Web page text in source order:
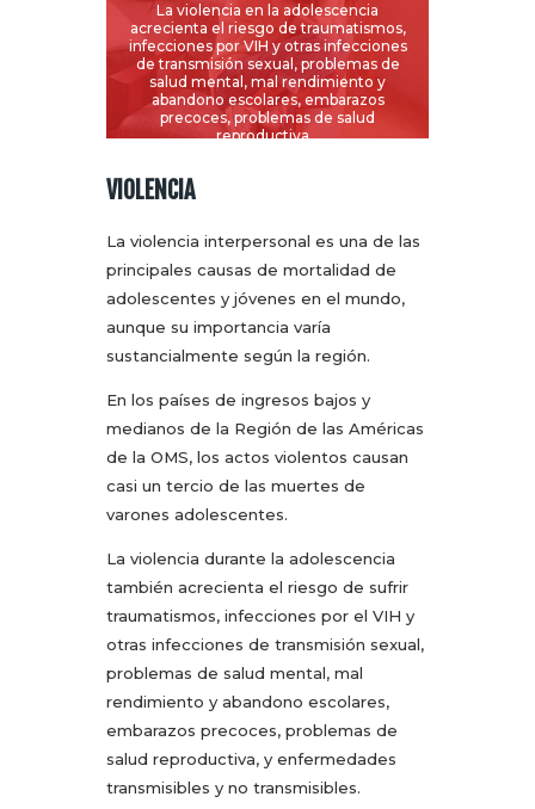
La violencia en la adolescencia
acrecienta el riesgo de traumatismos,
infecciones por VIH y otras infecciones
de transmisión sexual, problemas de
salud mental, mal rendimiento y
abandono escolares, embarazos
precoces, problemas de salud
reproductiva…
VIOLENCIA
La violencia interpersonal es una de las
principales causas de mortalidad de
adolescentes y jóvenes en el mundo,
aunque su importancia varía
sustancialmente según la región.
En los países de ingresos bajos y
medianos de la Región de las Américas
de la OMS, los actos violentos causan
casi un tercio de las muertes de
varones adolescentes.
La violencia durante la adolescencia
también acrecienta el riesgo de sufrir
traumatismos, infecciones por el VIH y
otras infecciones de transmisión sexual,
problemas de salud mental, mal
rendimiento y abandono escolares,
embarazos precoces, problemas de
salud reproductiva, y enfermedades
transmisibles y no transmisibles.